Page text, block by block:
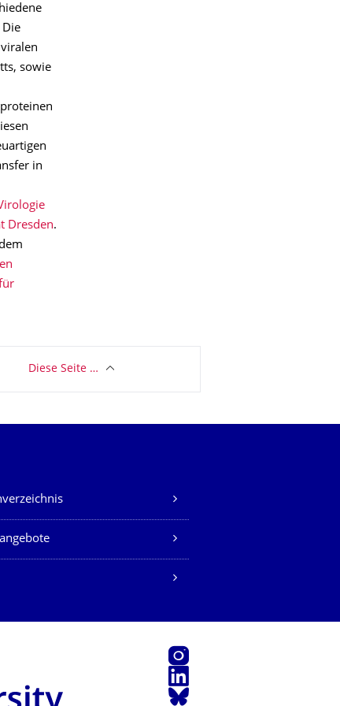
Die
sowie
in
Dresden.
Diese Seite …
Instagram
LinkedIn
Bluesky